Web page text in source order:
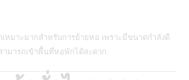
เหมาะมากสำหรับการย้ายหอ เพราะมีขนาดกำลังดี
ามารถเข้าพื้นที่หอพักได้สะดวก